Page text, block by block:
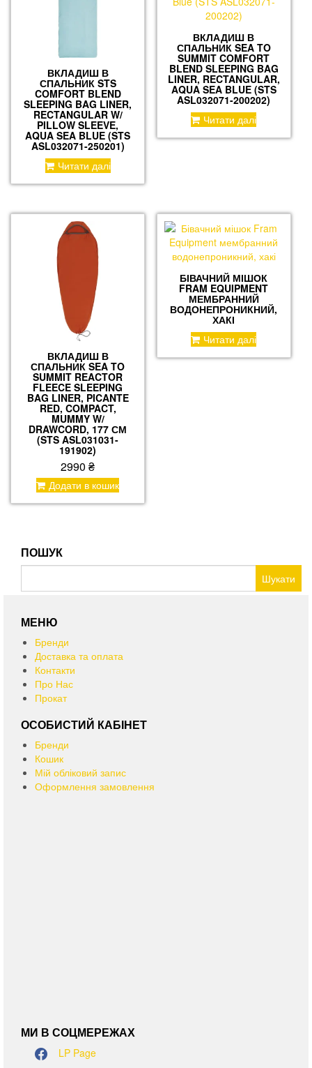
ВКЛАДИШ В
СПАЛЬНИК STS
COMFORT BLEND
SLEEPING BAG LINER,
RECTANGULAR W/
PILLOW SLEEVE,
AQUA SEA BLUE (STS
ASL032071-250201)
Читати далі
ВКЛАДИШ В
СПАЛЬНИК SEA TO
SUMMIT COMFORT
BLEND SLEEPING BAG
LINER, RECTANGULAR,
AQUA SEA BLUE (STS
ASL032071-200202)
Читати далі
ВКЛАДИШ В
СПАЛЬНИК SEA TO
SUMMIT REACTOR
FLEECE SLEEPING
BAG LINER, PICANTE
RED, COMPACT,
MUMMY W/
DRAWCORD, 177 СМ
(STS ASL031031-
191902)
2990₴
Додати в кошик
БІВАЧНИЙ МІШОК
FRAM EQUIPMENT
МЕМБРАННИЙ
ВОДОНЕПРОНИКНИЙ,
ХАКІ
Читати далі
ПОШУК
МЕНЮ
Бренди
Доставка та оплата
Контакти
Про Нас
Прокат
ОСОБИСТИЙ КАБІНЕТ
Бренди
Кошик
Мій обліковий запис
Оформлення замовлення
МИ В СОЦМЕРЕЖАХ
LP Page